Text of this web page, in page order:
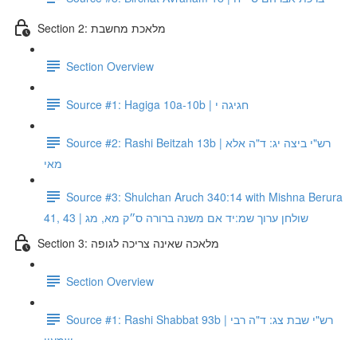
Section 2: מלאכת מחשבת
Section Overview
Source #1: Hagiga 10a-10b | חגיגה י
Source #2: Rashi Beitzah 13b | רש"י ביצה יג: ד"ה אלא
מאי
Source #3: Shulchan Aruch 340:14 with Mishna Berura
41, 43 | שולחן ערוך שמ:יד אם משנה ברורה ס״ק מא, מג
Section 3: מלאכה שאינה צריכה לגופה
Section Overview
Source #1: Rashi Shabbat 93b | רש"י שבת צג: ד"ה רבי